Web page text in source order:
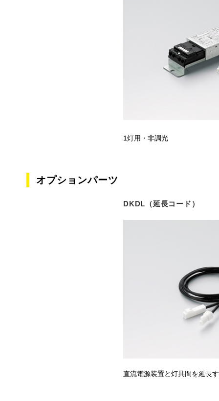
1灯用・非調光
オプションパーツ
DKDL（延長コード）
直流電源装置と灯具間を延長